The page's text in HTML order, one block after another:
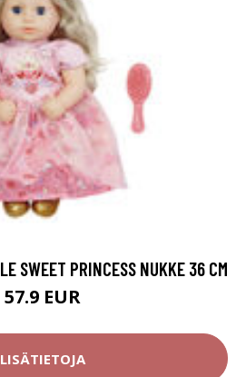
SWEET PRINCESS NUKKE 36 CM
57.9 EUR
LISÄTIETOJA